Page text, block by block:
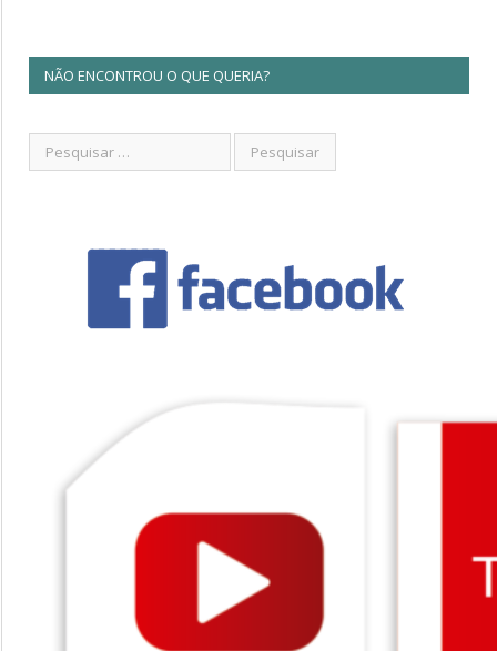
NÃO ENCONTROU O QUE QUERIA?